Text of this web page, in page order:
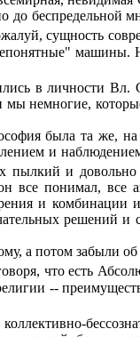
до беспредельной
сущность
машины.
в личности Вл.
мы немногие,
была та же, на
и
пылкий и довольно
все понимал, все
и комбинации
решений и
а потом забыли
что есть
--